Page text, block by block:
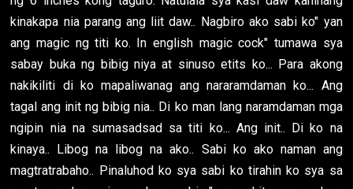
kinakapa nia parang ang liit daw.. Nagbiro ako sabi ko" yan
ang magic ng titi ko. In english magic cock" tumawa sya
sabay buka ng bibig niya at sinuso etits ko... Para akong
nakikiliti di ko mapaliwanag ang nararamdaman ko... Ang
tagal ang init ng bibig nia.. Di ko man lang naramdaman mga
ngipin nia na sumasadsad sa titi ko... Ang init.. Di ko na
kinaya.. Libog na libog na ako.. Sabi ko ako naman ang
magtratrabaho.. Pinaluhod ko sya sabi ko tirahin ko sya sa